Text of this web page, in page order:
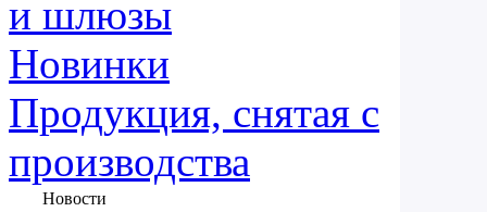
и шлюзы
Новинки
Продукция, снятая с
производства
Новости